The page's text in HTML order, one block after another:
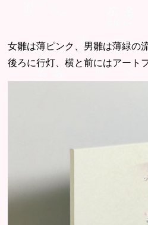
女雛は薄ピンク、男雛は薄緑の
後ろに行灯、横と前にはアート